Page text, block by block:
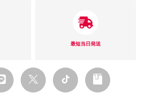
最短当日発送